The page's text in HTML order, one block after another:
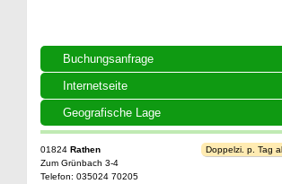
Buchungsanfrage
Internetseite
Geografische Lage
01824 Rathen
Zum Grünbach 3-4
Telefon: 035024 70205
Doppelzi. p. Tag